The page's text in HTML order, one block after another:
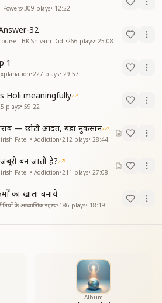
Powers•309 plays• 12:22
32
- BK Shivani Didi•266 plays• 25:08
1
•227 plays• 29:57
Holi meaningfully
plays• 59:22
— छोटी आदत, बड़ा नुकसान
Patel • Addiction•212 plays• 28:44
बन जाती है?
Patel • Addiction•211 plays• 27:08
का खाता बनाये
के आध्यात्मिक रहस्य•186 plays• 18:19
Album